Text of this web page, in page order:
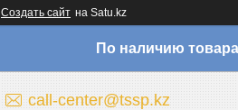
Создать сайт на Satu.kz
По наличию
call-center@tssp.kz